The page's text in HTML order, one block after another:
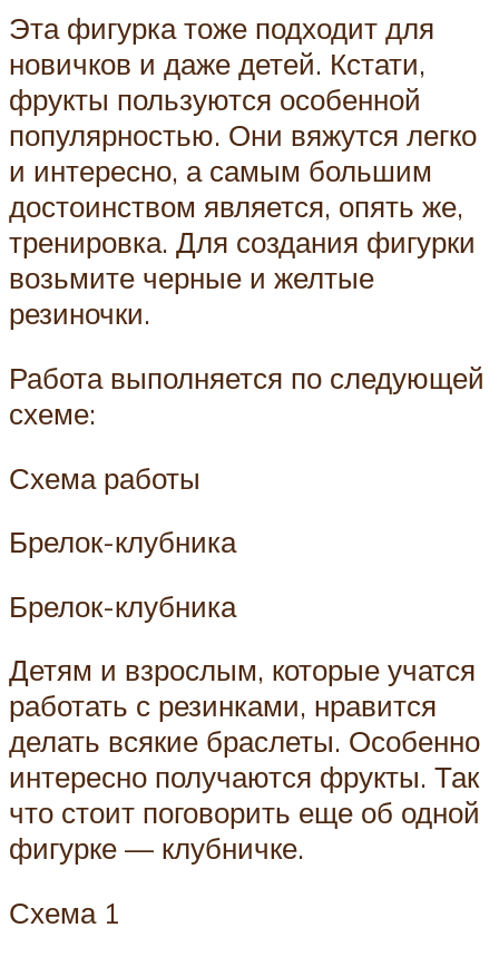
Эта фигурка тоже подходит для
новичков и даже детей. Кстати,
фрукты пользуются особенной
популярностью. Они вяжутся легко
и интересно, а самым большим
достоинством является, опять же,
тренировка. Для создания фигурки
возьмите черные и желтые
резиночки.
Работа выполняется по следующей
схеме:
Схема работы
Брелок-клубника
Брелок-клубника
Детям и взрослым, которые учатся
работать с резинками, нравится
делать всякие браслеты. Особенно
интересно получаются фрукты. Так
что стоит поговорить еще об одной
фигурке — клубничке.
Схема 1